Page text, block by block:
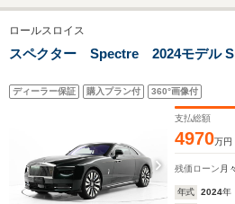
フト ワンセグ
Bluetooth DVD ス
ペアキー HIDヘッド
置 アイドリングスト
パーキン
ETC2.0
ロールスロイス
スペクター Spectre 2024モデル
ディーラー保証 購入プラン付 360°画像付
支払総額
4970万円
残価ローン 月々
年式 2024年